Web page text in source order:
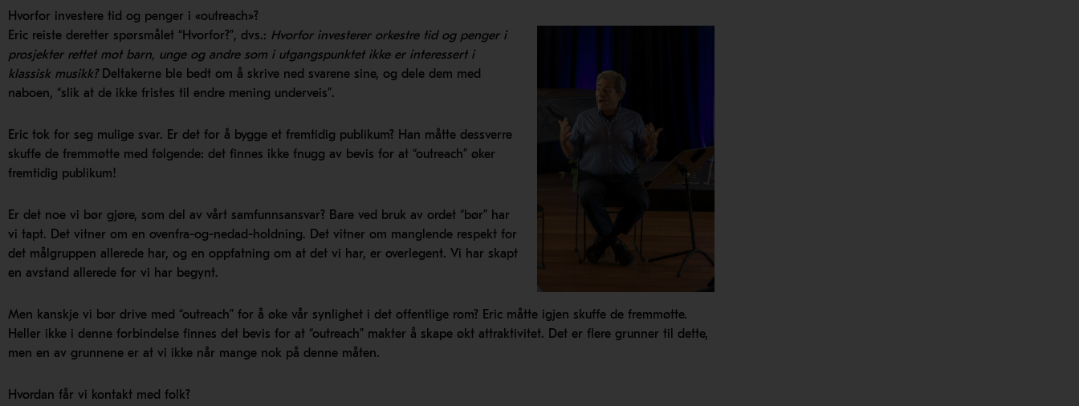
Hvorfor investere tid og penger i «outreach»?
Eric reiste deretter spørsmålet “Hvorfor?”, dvs.: Hvorfor investerer orkestre tid og penger i
prosjekter rettet mot barn, unge og andre som i utgangspunktet ikke er interessert i
klassisk musikk?Deltakerne ble bedt om å skrive ned svarene sine, og dele dem med
naboen, “slik at de ikke fristes til endre mening underveis”.
Eric tok for seg mulige svar. Er det for å bygge et fremtidig publikum? Han måtte dessverre
skuffe de fremmøtte med følgende: det finnes ikke fnugg av bevis for at “outreach” øker
fremtidig publikum!
Er det noe vi bør gjøre, som del av vårt samfunnsansvar? Bare ved bruk av ordet “bør” har
vi tapt. Det vitner om en ovenfra-og-nedad-holdning. Det vitner om manglende respekt for
det målgruppen allerede har, og en oppfatning om at det vi har, er overlegent. Vi har skapt
en avstand allerede før vi har begynt.
Men kanskje vi bør drive med “outreach” for å øke vår synlighet i det offentlige rom? Eric måtte igjen skuffe de fremmøtte.
Heller ikke i denne forbindelse finnes det bevis for at “outreach” makter å skape økt attraktivitet. Det er flere grunner til dette,
men en av grunnene er at vi ikke når mange nok på denne måten.
Hvordan får vi kontakt med folk?